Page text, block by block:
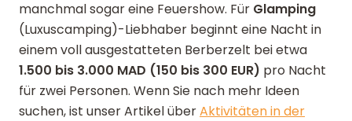
manchmal sogar eine Feuershow. Für Glamping
(Luxuscamping)-Liebhaber beginnt eine Nacht in
einem voll ausgestatteten Berberzelt bei etwa
1.500 bis 3.000 MAD (150 bis 300 EUR) pro Nacht
für zwei Personen. Wenn Sie nach mehr Ideen
suchen, ist unser Artikel überAktivitäten in der